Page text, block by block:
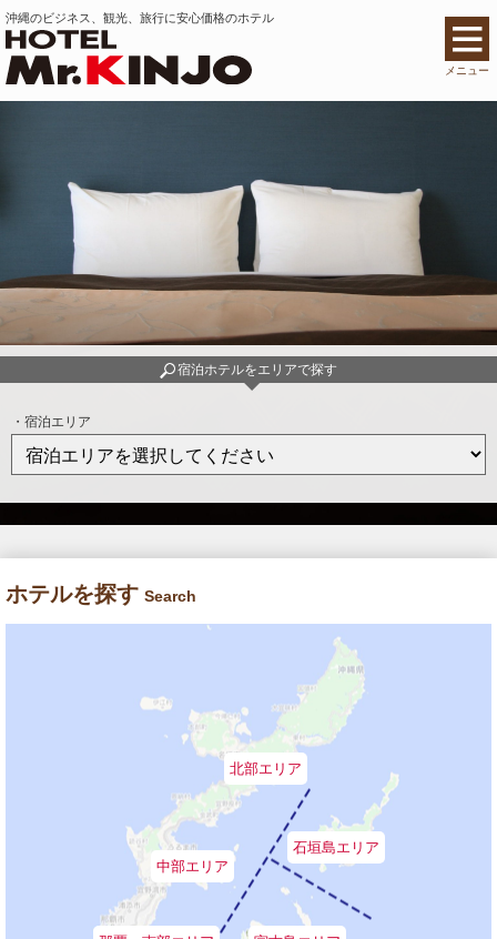
沖縄のビジネス、観光、旅行に安心価格のホテル
メニュー
宿泊ホテルをエリアで探す
・宿泊エリア
ホテルを探す Search
中部エリア
北部エリア
石垣島エリア